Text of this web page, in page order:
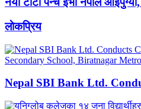
लाेकप्रिय
Nepal SBI Bank Ltd.